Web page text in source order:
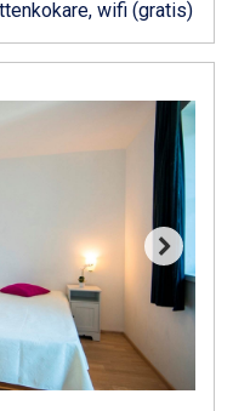
wifi (gratis)